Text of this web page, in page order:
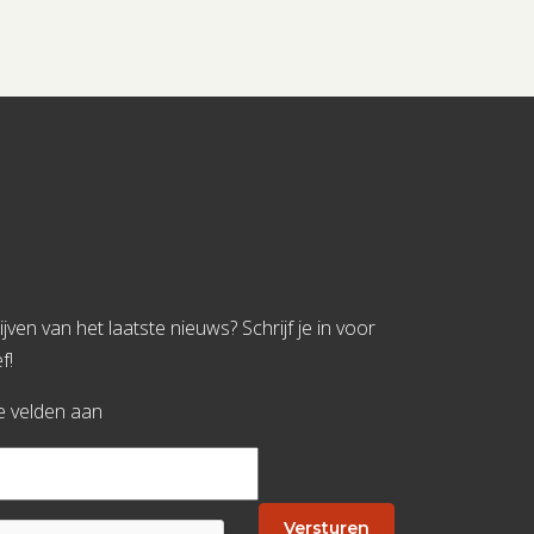
van het laatste nieuws? Schrijf je in voor
velden aan
Versturen